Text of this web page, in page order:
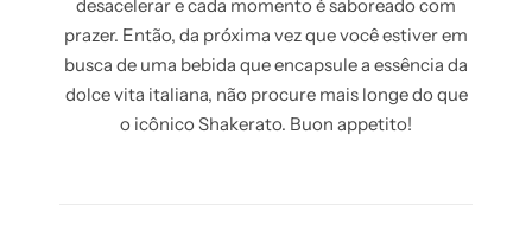
desacelerar e cada momento é saboreado com
prazer. Então, da próxima vez que você estiver em
busca de uma bebida que encapsule a essência da
dolce vita italiana, não procure mais longe do que
o icônico Shakerato. Buon appetito!